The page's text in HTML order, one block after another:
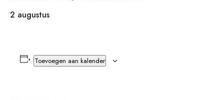
2 augustus
Toevoegen aan kalender